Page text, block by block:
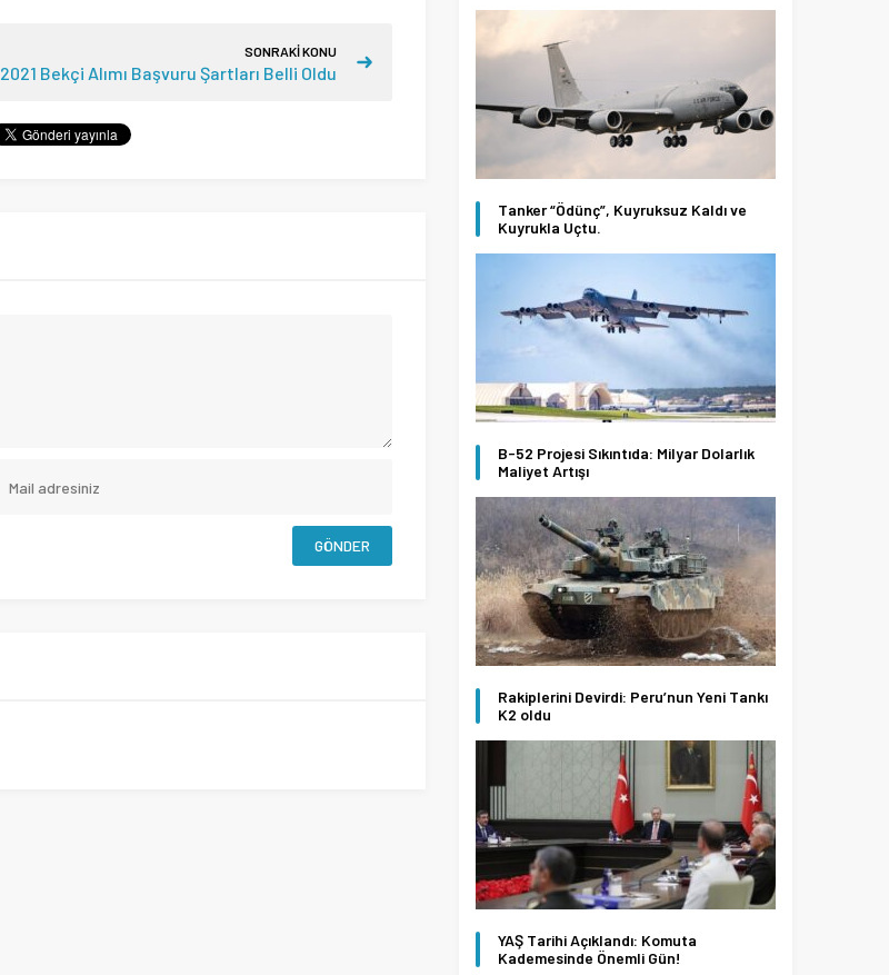
SONRAKİ KONU
2021 Bekçi Alımı Başvuru Şartları Belli Oldu
Tanker “Ödünç”, Kuyruksuz Kaldı ve
Kuyrukla Uçtu.
B-52 Projesi Sıkıntıda: Milyar Dolarlık
Maliyet Artışı
Rakiplerini Devirdi: Peru’nun Yeni Tankı
K2 oldu
YAŞ Tarihi Açıklandı: Komuta
Kademesinde Önemli Gün!